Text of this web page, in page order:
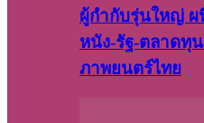
ผู้กำกับรุ่นใหญ่ ผ
หนัง-รัฐ-ตลาดทุ
ภาพยนตร์ไทย